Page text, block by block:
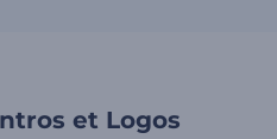
et Logos